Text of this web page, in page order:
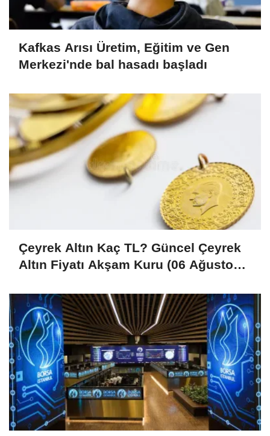
Kafkas Arısı Üretim, Eğitim ve Gen
Merkezi'nde bal hasadı başladı
Çeyrek Altın Kaç TL? Güncel Çeyrek
Altın Fiyatı Akşam Kuru (06 Ağustos